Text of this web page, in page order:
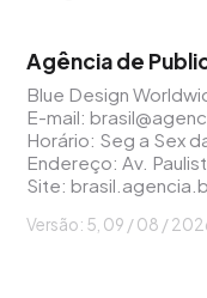
Agência de
Blue Design
E-mail:
Horário: Seg a Sex
Endereço: Av.
Site:
Versão: 5, 09 / 08 /